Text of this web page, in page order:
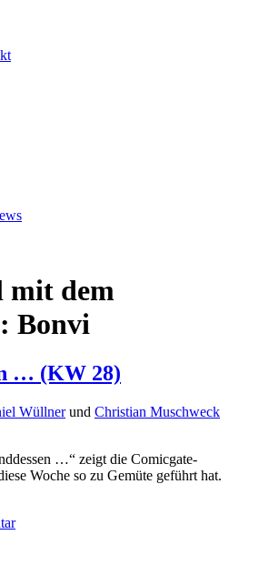
mit dem
Bonvi
… (KW 28)
Wüllnerund Christian Muschweck
…“ zeigt die Comicgate-
Woche so zu Gemüte geführt hat.